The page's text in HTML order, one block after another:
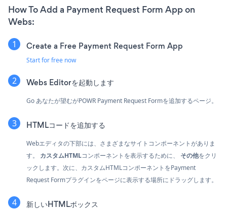
How To Add a Payment Request Form App on
Webs:
Create a Free Payment Request Form App
Start for free now
Webs Editorを起動します
Go あなたが望むがPOWR Payment Request Formを追加するページ。
HTMLコードを追加する
Webエディタの下部には、さまざまなサイトコンポーネントがありま
す。 カスタムHTMLコンポーネントを表示するために、 その他をクリ
ックします。次に、カスタムHTMLコンポーネントをPayment
Request Formプラグインをページに表示する場所にドラッグします。
新しいHTMLボックス